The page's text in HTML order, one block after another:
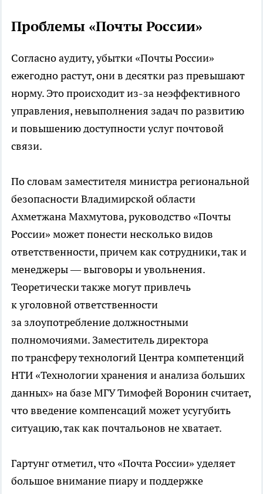
Проблемы «Почты России»
Согласно аудиту, убытки «Почты России»
ежегодно растут, они в десятки раз превышают
норму. Это происходит из-за неэффективного
управления, невыполнения задач по развитию
и повышению доступности услуг почтовой
связи.
По словам заместителя министра региональной
безопасности Владимирской области
Ахметжана Махмутова, руководство «Почты
России» может понести несколько видов
ответственности, причем как сотрудники, так и
менеджеры — выговоры и увольнения.
Теоретически также могут привлечь
к уголовной ответственности
за злоупотребление должностными
полномочиями. Заместитель директора
по трансферу технологий Центра компетенций
НТИ «Технологии хранения и анализа больших
данных» на базе МГУ Тимофей Воронин считает,
что введение компенсаций может усугубить
ситуацию, так как почтальонов не хватает.
Гартунг отметил, что «Почта России» уделяет
большое внимание пиару и поддержке